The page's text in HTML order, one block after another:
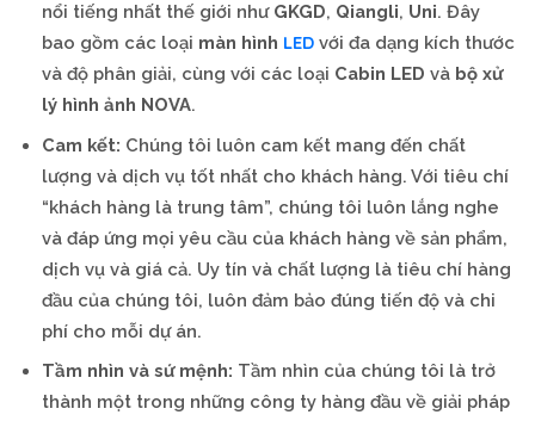
nổi tiếng nhất thế giới như GKGD, Qiangli, Uni. Đây
bao gồm các loại màn hình LED với đa dạng kích thước
và độ phân giải, cùng với các loại Cabin LED và bộ xử
lý hình ảnh NOVA.
Cam kết: Chúng tôi luôn cam kết mang đến chất
lượng và dịch vụ tốt nhất cho khách hàng. Với tiêu chí
“khách hàng là trung tâm”, chúng tôi luôn lắng nghe
và đáp ứng mọi yêu cầu của khách hàng về sản phẩm,
dịch vụ và giá cả. Uy tín và chất lượng là tiêu chí hàng
đầu của chúng tôi, luôn đảm bảo đúng tiến độ và chi
phí cho mỗi dự án.
Tầm nhìn và sứ mệnh: Tầm nhìn của chúng tôi là trở
thành một trong những công ty hàng đầu về giải pháp